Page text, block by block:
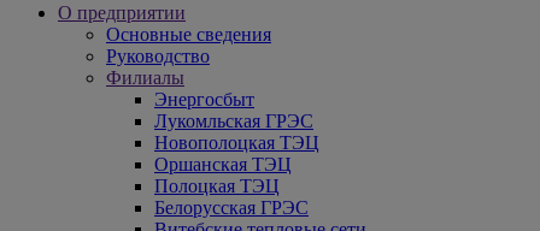
О предприятии
Основные сведения
Руководство
Филиалы
Энергосбыт
Лукомльская ГРЭС
Новополоцкая ТЭЦ
Оршанская ТЭЦ
Полоцкая ТЭЦ
Белорусская ГРЭС